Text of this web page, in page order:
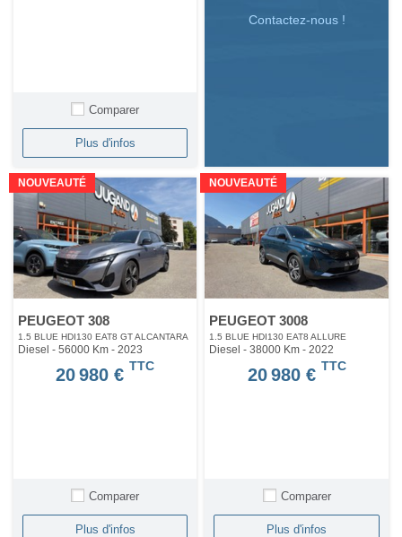
Comparer
Plus d'infos
Contactez-nous !
NOUVEAUTÉ
PEUGEOT 308
1.5 BLUE HDI130 EAT8 GT ALCANTARA
Diesel - 56000 Km - 2023
20 980 € TTC
Comparer
Plus d'infos
NOUVEAUTÉ
PEUGEOT 3008
1.5 BLUE HDI130 EAT8 ALLURE
Diesel - 38000 Km- 2022
20 980 € TTC
Comparer
Plus d'infos